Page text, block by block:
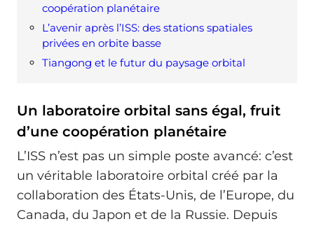
coopération planétaire
L’avenir après l’ISS: des stations spatiales
privées en orbite basse
Tiangong et le futur du paysage orbital
Un laboratoire orbital sans égal, fruit
d’une coopération planétaire
L’ISS n’est pas un simple poste avancé: c’est
un véritable laboratoire orbital créé par la
collaboration des États-Unis, de l’Europe, du
Canada, du Japon et de la Russie. Depuis